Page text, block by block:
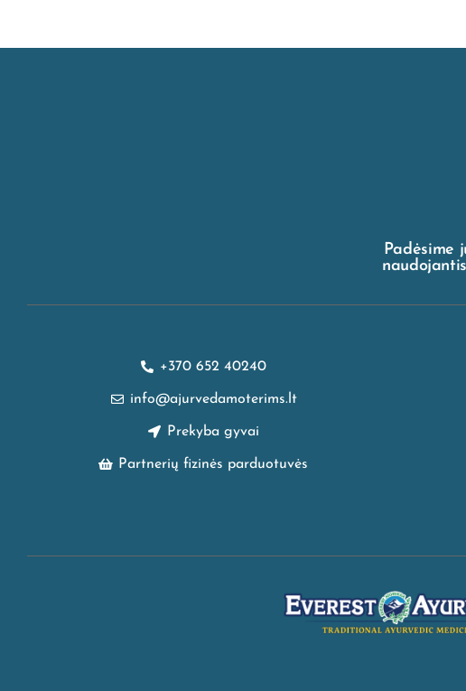
Padėsime
+370 652 40240
info@ajurvedamoterims.lt
Prekyba gyvai
Partnerių fizinės parduotuvės